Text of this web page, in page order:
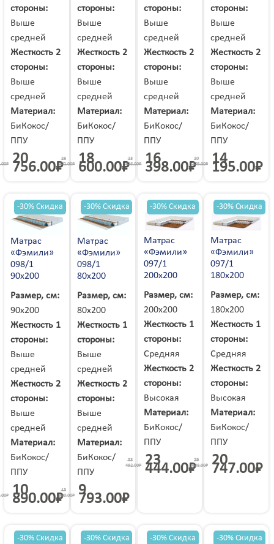
стороны:
Выше
средней
Жесткость 2
стороны:
Выше
средней
Материал:
БиКокос/
ППУ
₽ 20
756.00₽
стороны:
Выше
средней
Жесткость 2
стороны:
Выше
средней
Материал:
БиКокос/
ППУ
26
572.00₽ 18
600.00₽
стороны:
Выше
средней
Жесткость 2
стороны:
Выше
средней
Материал:
БиКокос/
ППУ
23
426.00₽ 16
398.00₽
стороны:
Выше
средней
Жесткость 2
стороны:
Выше
средней
Материал:
БиКокос/
ППУ
20
279.00₽ 14
195.00₽
Матрас
«Фэмили»
098/1
90х200
Размер, см:
90х200
Жесткость 1
стороны:
Выше
средней
Жесткость 2
стороны:
Выше
средней
Материал:
БиКокос/
ППУ
₽ 10
890.00₽
-30% Скидка
Матрас
«Фэмили»
098/1
80х200
Размер, см:
80х200
Жесткость 1
стороны:
Выше
средней
Жесткость 2
стороны:
Выше
средней
Материал:
БиКокос/
ППУ
13
990.00₽ 9
793.00₽
-30% Скидка
Матрас
«Фэмили»
097/1
200х200
Размер, см:
200х200
Жесткость 1
стороны:
Средняя
Жесткость 2
стороны:
Высокая
Материал:
БиКокос/
ППУ
33
492.00₽ 23
444.00₽
-30% Скидка
Матрас
«Фэмили»
097/1
180х200
Размер, см:
180х200
Жесткость 1
стороны:
Средняя
Жесткость 2
стороны:
Высокая
Материал:
БиКокос/
ППУ
29
638.00₽ 20
747.00₽
-30% Скидка
-30% Скидка -30% Скидка -30% Скидка -30% Скидка
Солнечная Долина
Солнечногорск
Средняя Ахтуба
Старая Полтавка
Старая Русса
Староконстантинов
Старый Оскол
Суворов
Сухой Лог
Сходня
Сысерть
Таганрог
Тверь
Тейково
Темрюк
Теофиполь
Токмак
Тольятти
Томск
Торез
Трехгорный
Тутаев
Тымовское
Украинка
Улан-Удэ
Усинск
Уссурийск
Усть-Кут
Уфа
Фрязево
Харцызск
Харьков
Хилок
Химки
Цимлянск
Чамзинка
Чапаевск
Чегдомын
Челябинск
Червоноград
Чернобай
Чернобыль
Черновцы
Черноголовка
Черногорск
Чусовой
Шадринск